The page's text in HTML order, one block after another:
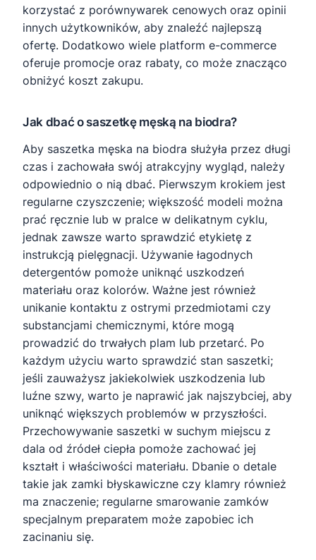
korzystać z porównywarek cenowych oraz opinii
innych użytkowników, aby znaleźć najlepszą
ofertę. Dodatkowo wiele platform e-commerce
oferuje promocje oraz rabaty, co może znacząco
obniżyć koszt zakupu.
Jak dbać o saszetkę męską na biodra?
Aby saszetka męska na biodra służyła przez długi
czas i zachowała swój atrakcyjny wygląd, należy
odpowiednio o nią dbać. Pierwszym krokiem jest
regularne czyszczenie; większość modeli można
prać ręcznie lub w pralce w delikatnym cyklu,
jednak zawsze warto sprawdzić etykietę z
instrukcją pielęgnacji. Używanie łagodnych
detergentów pomoże uniknąć uszkodzeń
materiału oraz kolorów. Ważne jest również
unikanie kontaktu z ostrymi przedmiotami czy
substancjami chemicznymi, które mogą
prowadzić do trwałych plam lub przetarć. Po
każdym użyciu warto sprawdzić stan saszetki;
jeśli zauważysz jakiekolwiek uszkodzenia lub
luźne szwy, warto je naprawić jak najszybciej, aby
uniknąć większych problemów w przyszłości.
Przechowywanie saszetki w suchym miejscu z
dala od źródeł ciepła pomoże zachować jej
kształt i właściwości materiału. Dbanie o detale
takie jak zamki błyskawiczne czy klamry również
ma znaczenie; regularne smarowanie zamków
specjalnym preparatem może zapobiec ich
zacinaniu się.